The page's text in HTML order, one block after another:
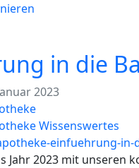
in die
2023
Wissenswertes
Jahr 2023 mit unseren